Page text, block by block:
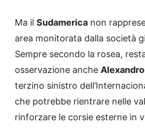
Ma il Sudamerica non
area monitorata dalla società
Sempre secondo la rosea,
osservazione anche
terzino sinistro
che potrebbe rientrare nelle
rinforzare le corsie esterne in